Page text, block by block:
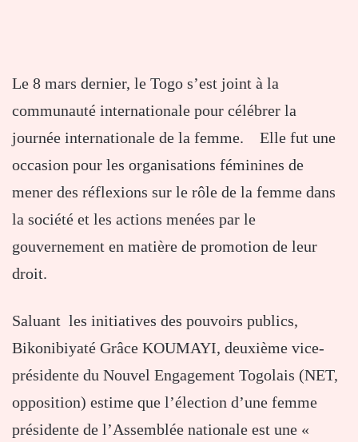
Le 8 mars dernier, le Togo s’est joint à la
communauté internationale pour célébrer la
journée internationale de la femme. Elle fut une
occasion pour les organisations féminines de
mener des réflexions sur le rôle de la femme dans
la société et les actions menées par le
gouvernement en matière de promotion de leur
droit.
Saluant les initiatives des pouvoirs publics,
Bikonibiyaté Grâce KOUMAYI, deuxième vice-
présidente du Nouvel Engagement Togolais (NET,
opposition) estime que l’élection d’une femme
présidente de l’Assemblée nationale est une «